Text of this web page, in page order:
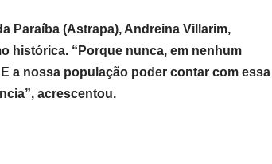
Paraíba (Astrapa), Andreina Villarim,
histórica. “Porque nunca, em nenhum
a nossa população poder contar com essa
acrescentou.